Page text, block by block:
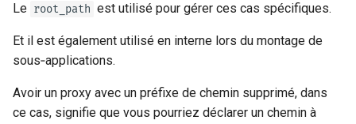
Le root_path est utilisé pour gérer ces cas spécifiques.
Et il est également utilisé en interne lors du montage de
sous‑applications.
Avoir un proxy avec un préfixe de chemin supprimé, dans
ce cas, signifie que vous pourriez déclarer un chemin à